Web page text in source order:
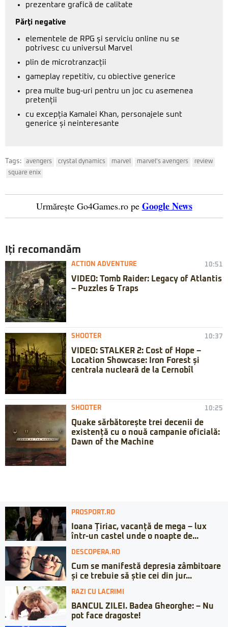
prezentare grafică de calitate
Părţi negative
elementele de RPG și serviciu online nu se
potrivesc cu universul Marvel
plin de microtranzacții
gameplay repetitiv, cu obiective generice
prea multe bug-uri pentru un joc cu asemenea
pretenții
cu excepția Kamalei Khan, personajele sunt
generice și neinteresante
Tags: avengers crystal dynamics marvel marvel's avengers
review
square enix
Urmărește Go4Games.ro pe Google News
Iți recomandăm
ACTION ADVENTURE 10:51
VIDEO: Tomb Raider: Legacy of Atlantis
– Puzzles & Traps
SHOOTER 10:37
VIDEO: STALKER 2: Cost of Hope –
Location Showcase: Iron Forest și
centrala nucleară de la Cernobîl
SHOOTER 10:25
Quake sărbătorește trei decenii de
existență cu o nouă campanie oficială:
Dawn of the Machine
PROSPORT.RO
Ioana Țiriac, vacanță de mega – lux
într-un castel unde o noapte de...
DESCOPERA.RO
Cum se manifestă depresia zâmbitoare
și ce trebuie să știe cei din jur...
RAZI CU LACRIMI
BANCUL ZILEI. Badea Gheorghe: – Nu
pot face dragoste!